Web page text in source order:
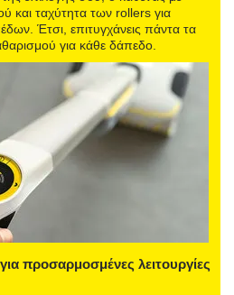
και ταχύτητα των rollers για
Έτσι, επιτυγχάνεις πάντα τα
για κάθε δάπεδο.
προσαρμοσμένες λειτουργίες